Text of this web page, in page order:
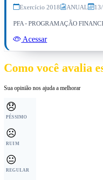
Exercício 2018 ANUAL
PFA - PROGRAMAÇÃO
Acessar
Como você avalia
Sua opinião nos ajuda a melhorar
😞
PÉSSIMO
☹️
RUIM
😐
REGULAR